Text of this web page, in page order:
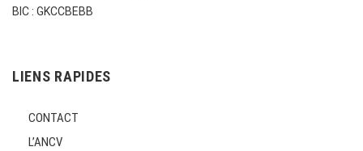
BIC : GKCCBEBB
LIENS RAPIDES
CONTACT
L’ANCV